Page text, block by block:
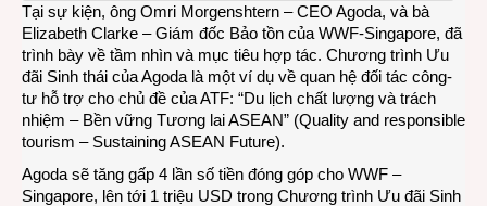
dã
Tại sự kiện, ông Omri Morgenshtern – CEO Agoda, và bà
Elizabeth Clarke – Giám đốc Bảo tồn của WWF-Singapore, đã
trình bày về tầm nhìn và mục tiêu hợp tác. Chương trình Ưu
đãi Sinh thái của Agoda là một ví dụ về quan hệ đối tác công-
tư hỗ trợ cho chủ đề của ATF: “Du lịch chất lượng và trách
nhiệm – Bền vững Tương lai ASEAN” (Quality and responsible
tourism – Sustaining ASEAN Future).
Agoda sẽ tăng gấp 4 lần số tiền đóng góp cho WWF –
Singapore, lên tới 1 triệu USD trong Chương trình Ưu đãi Sinh